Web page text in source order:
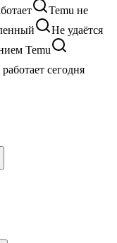
Temu не
Не удаётся
Temu
сегодня